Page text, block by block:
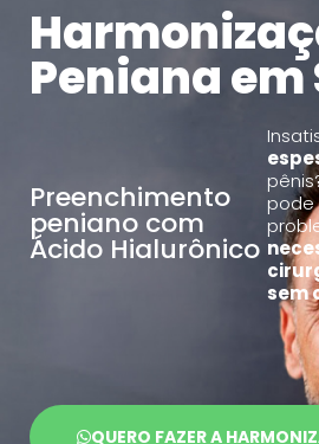
Peniana em
Preenchimento
peniano com
Ácido Hialurônico
pode
sem
QUERO FAZER A